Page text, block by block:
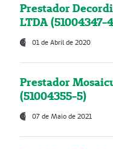
Prestador
LTDA (51004347-
01 de Abril de 2020
Prestador
(51004355-5)
07 de Maio de 2021